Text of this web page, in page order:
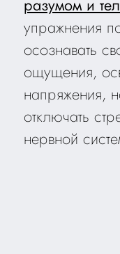
разумом и
упражнения
осознавать
ощущения,
напряжения,
отключать
нервной